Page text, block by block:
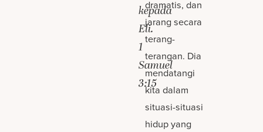
kepada
Eli.
1
Samuel
3:15
dramatis, dan
jarang secara
terang-
terangan. Dia
mendatangi
kita dalam
situasi-situasi
hidup yang